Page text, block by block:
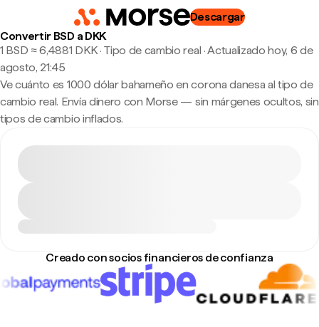
Descargar
Convertir BSD a DKK
1 BSD ≈ 6,4881 DKK · Tipo de cambio real ·Actualizado hoy, 6 de
agosto, 21:45
Ve cuánto es 1000 dólar bahameño en corona danesa al tipo de
cambio real. Envía dinero con Morse — sin márgenes ocultos, sin
tipos de cambio inflados.
Creado con socios financieros de confianza